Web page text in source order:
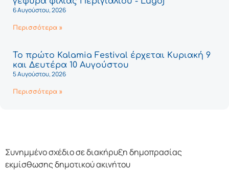
6 Αυγούστου, 2026
Περισσότερα »
Το πρώτο Kalamia Festival έρχεται Κυριακή 9
και Δευτέρα 10 Αυγούστου
5 Αυγούστου, 2026
Περισσότερα »
Συνημμένο σχέδιο σε διακήρυξη δημοπρασίας
εκμίσθωσης δημοτικού ακινήτου